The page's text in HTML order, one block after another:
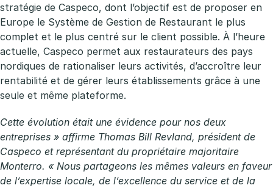
stratégie de Caspeco, dont l’objectif est de proposer en
Europe le Système de Gestion de Restaurant le plus
complet et le plus centré sur le client possible. À l’heure
actuelle, Caspeco permet aux restaurateurs des pays
nordiques de rationaliser leurs activités, d’accroître leur
rentabilité et de gérer leurs établissements grâce à une
seule et même plateforme.
Cette évolution était une évidence pour nos deux
entreprises » affirme Thomas Bill Revland, président de
Caspeco et représentant du propriétaire majoritaire
Monterro. « Nous partageons les mêmes valeurs en faveur
de l’expertise locale, de l’excellence du service et de la